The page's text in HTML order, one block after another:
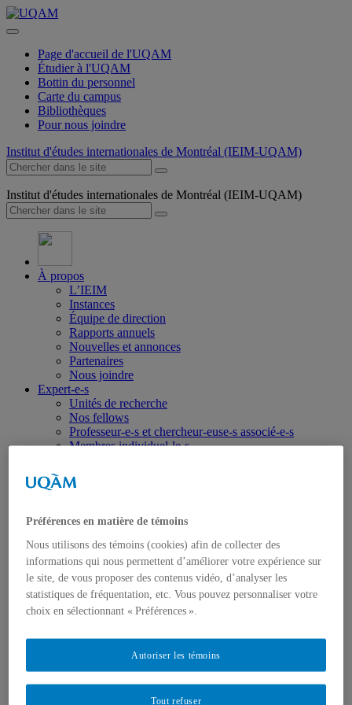
Page d'accueil de l'UQAM
Étudier à l'UQAM
Bottin du personnel
Carte du campus
Bibliothèques
Pour nous joindre
Institut d'études internationales de Montréal (IEIM-UQAM)
Institut d'études internationales de Montréal (IEIM-UQAM)
À propos
L’IEIM
Instances
Équipe de direction
Rapports annuels
Nouvelles et annonces
Partenaires
Nous joindre
Expert-e-s
Unités de recherche
Nos fellows
Professeur-e-s et chercheur-euse-s associé-e-s
Membres individuel-le-s
Activités
Activités à venir
Comptes-rendus d’activités
Rendez-vous Gérin-Lajoie
Publications
Toutes les publications
Israël-Gaza
Ukraine
Portraits
Balados – Les conférences de l’IEIM
Étudiant-e-s
Emplois, bourses et stages
Préférences en matière de témoins
Nous utilisons des témoins (cookies) afin de collecter des
informations qui nous permettent d’améliorer votre expérience sur
le site, de vous proposer des contenus vidéo, d’analyser les
statistiques de fréquentation, etc. Vous pouvez personnaliser votre
choix en sélectionnant « Préférences ».
Tout refuser
Autoriser les témoins